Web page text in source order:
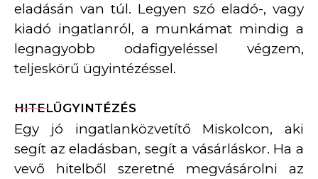
eladásán van túl. Legyen szó eladó-, vagy
kiadó ingatlanról, a munkámat mindig a
legnagyobb odafigyeléssel végzem,
teljeskörű ügyintézéssel.
HITELÜGYINTÉZÉS
Egy jó ingatlanközvetítő Miskolcon, aki
segít az eladásban, segít a vásárláskor. Ha a
vevő hitelből szeretné megvásárolni az